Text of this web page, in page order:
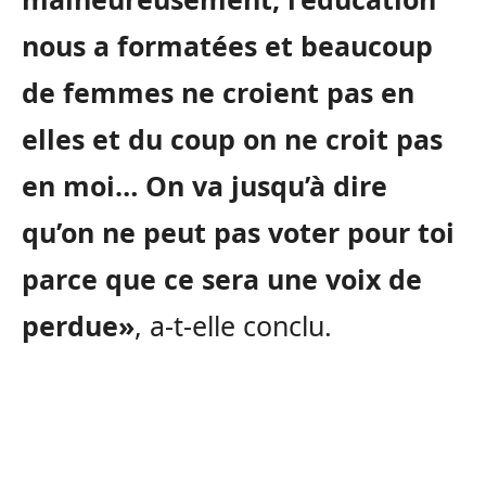
nous a formatées et beaucoup
de femmes ne croient pas en
elles et du coup on ne croit pas
en moi… On va jusqu’à dire
qu’on ne peut pas voter pour toi
parce que ce sera une voix de
perdue», a-t-elle conclu.